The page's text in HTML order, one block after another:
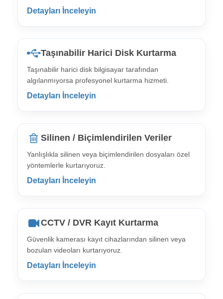
Detayları İnceleyin
Taşınabilir Harici Disk Kurtarma
Taşınabilir harici disk bilgisayar tarafından
algılanmıyorsa profesyonel kurtarma hizmeti.
Detayları İnceleyin
Silinen / Biçimlendirilen Veriler
Yanlışlıkla silinen veya biçimlendirilen dosyaları özel
yöntemlerle kurtarıyoruz.
Detayları İnceleyin
CCTV / DVR Kayıt Kurtarma
Güvenlik kamerası kayıt cihazlarından silinen veya
bozulan videoları kurtarıyoruz.
Detayları İnceleyin